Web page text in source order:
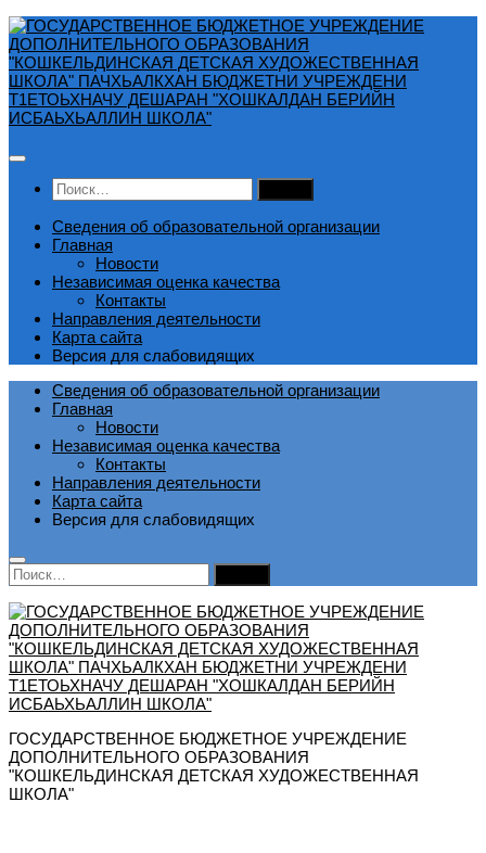
Перейти
к
содержимому
Найти:
Сведения об образовательной организации
Главная
Новости
Независимая оценка качества
Контакты
Направления деятельности
Карта сайта
Версия для слабовидящих
Сведения об образовательной организации
Главная
Новости
Независимая оценка качества
Контакты
Направления деятельности
Карта сайта
Версия для слабовидящих
Найти:
ГОСУДАРСТВЕННОЕ БЮДЖЕТНОЕ УЧРЕЖДЕНИЕ
ДОПОЛНИТЕЛЬНОГО ОБРАЗОВАНИЯ
"КОШКЕЛЬДИНСКАЯ ДЕТСКАЯ ХУДОЖЕСТВЕННАЯ
ШКОЛА"